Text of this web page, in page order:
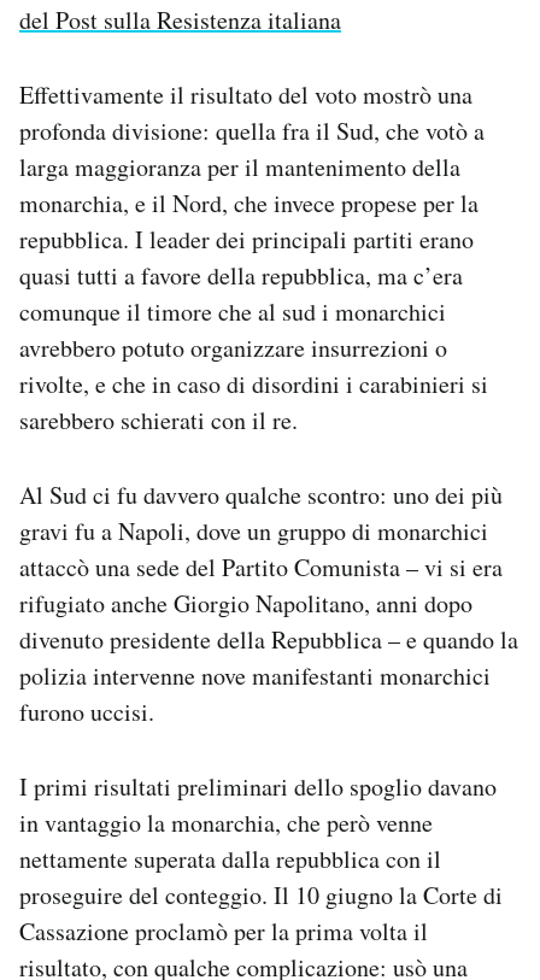
del Post sulla Resistenza italiana
Effettivamente il risultato del voto mostrò una
profonda divisione: quella fra il Sud, che votò a
larga maggioranza per il mantenimento della
monarchia, e il Nord, che invece propese per la
repubblica. I leader dei principali partiti erano
quasi tutti a favore della repubblica, ma c’era
comunque il timore che al sud i monarchici
avrebbero potuto organizzare insurrezioni o
rivolte, e che in caso di disordini i carabinieri si
sarebbero schierati con il re.
Al Sud ci fu davvero qualche scontro: uno dei più
gravi fu a Napoli, dove un gruppo di monarchici
attaccò una sede del Partito Comunista – vi si era
rifugiato anche Giorgio Napolitano, anni dopo
divenuto presidente della Repubblica – e quando la
polizia intervenne nove manifestanti monarchici
furono uccisi.
I primi risultati preliminari dello spoglio davano
in vantaggio la monarchia, che però venne
nettamente superata dalla repubblica con il
proseguire del conteggio. Il 10 giugno la Corte di
Cassazione proclamò per la prima volta il
risultato, con qualche complicazione: usò una